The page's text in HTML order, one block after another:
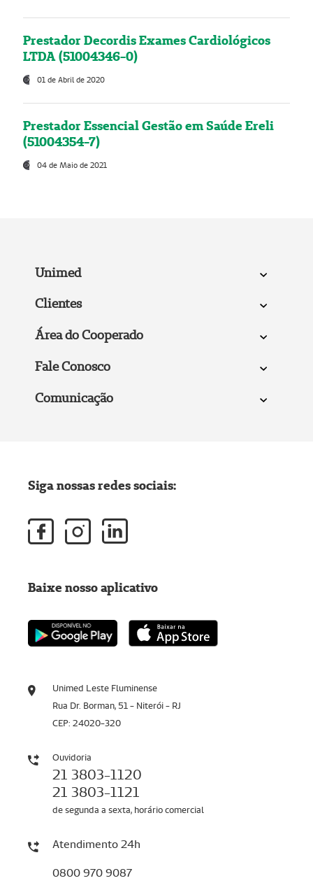
Prestador Decordis Exames Cardiológicos
LTDA (51004346-0)
01 de Abril de 2020
Prestador Essencial Gestão em Saúde Ereli
(51004354-7)
04 de Maio de 2021
Unimed
Clientes
Área do Cooperado
Fale Conosco
Comunicação
Unimed Leste Fluminense
Rua Dr. Borman, 51 - Niterói - RJ
CEP: 24020-320
Ouvidoria
21 3803-1120
21 3803-1121
de segunda a sexta, horário comercial
Atendimento 24h
0800 970 9087
Siga nossas redes sociais:
Baixe nosso aplicativo